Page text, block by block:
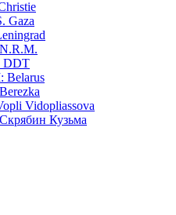
Gaza
DDT
Belarus
Vidopliassova
Кузьма